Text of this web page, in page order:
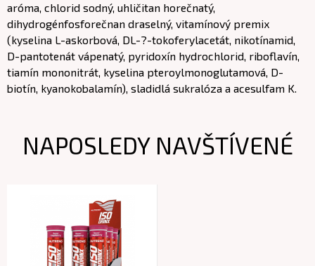
aróma, chlorid sodný, uhličitan horečnatý,
dihydrogénfosforečnan draselný, vitamínový premix
(kyselina L-askorbová, DL-?-tokoferylacetát, nikotínamid,
D-pantotenát vápenatý, pyridoxín hydrochlorid, riboflavín,
tiamín mononitrát, kyselina pteroylmonoglutamová, D-
biotín, kyanokobalamín), sladidlá sukralóza a acesulfam K.
NAPOSLEDY NAVŠTÍVENÉ